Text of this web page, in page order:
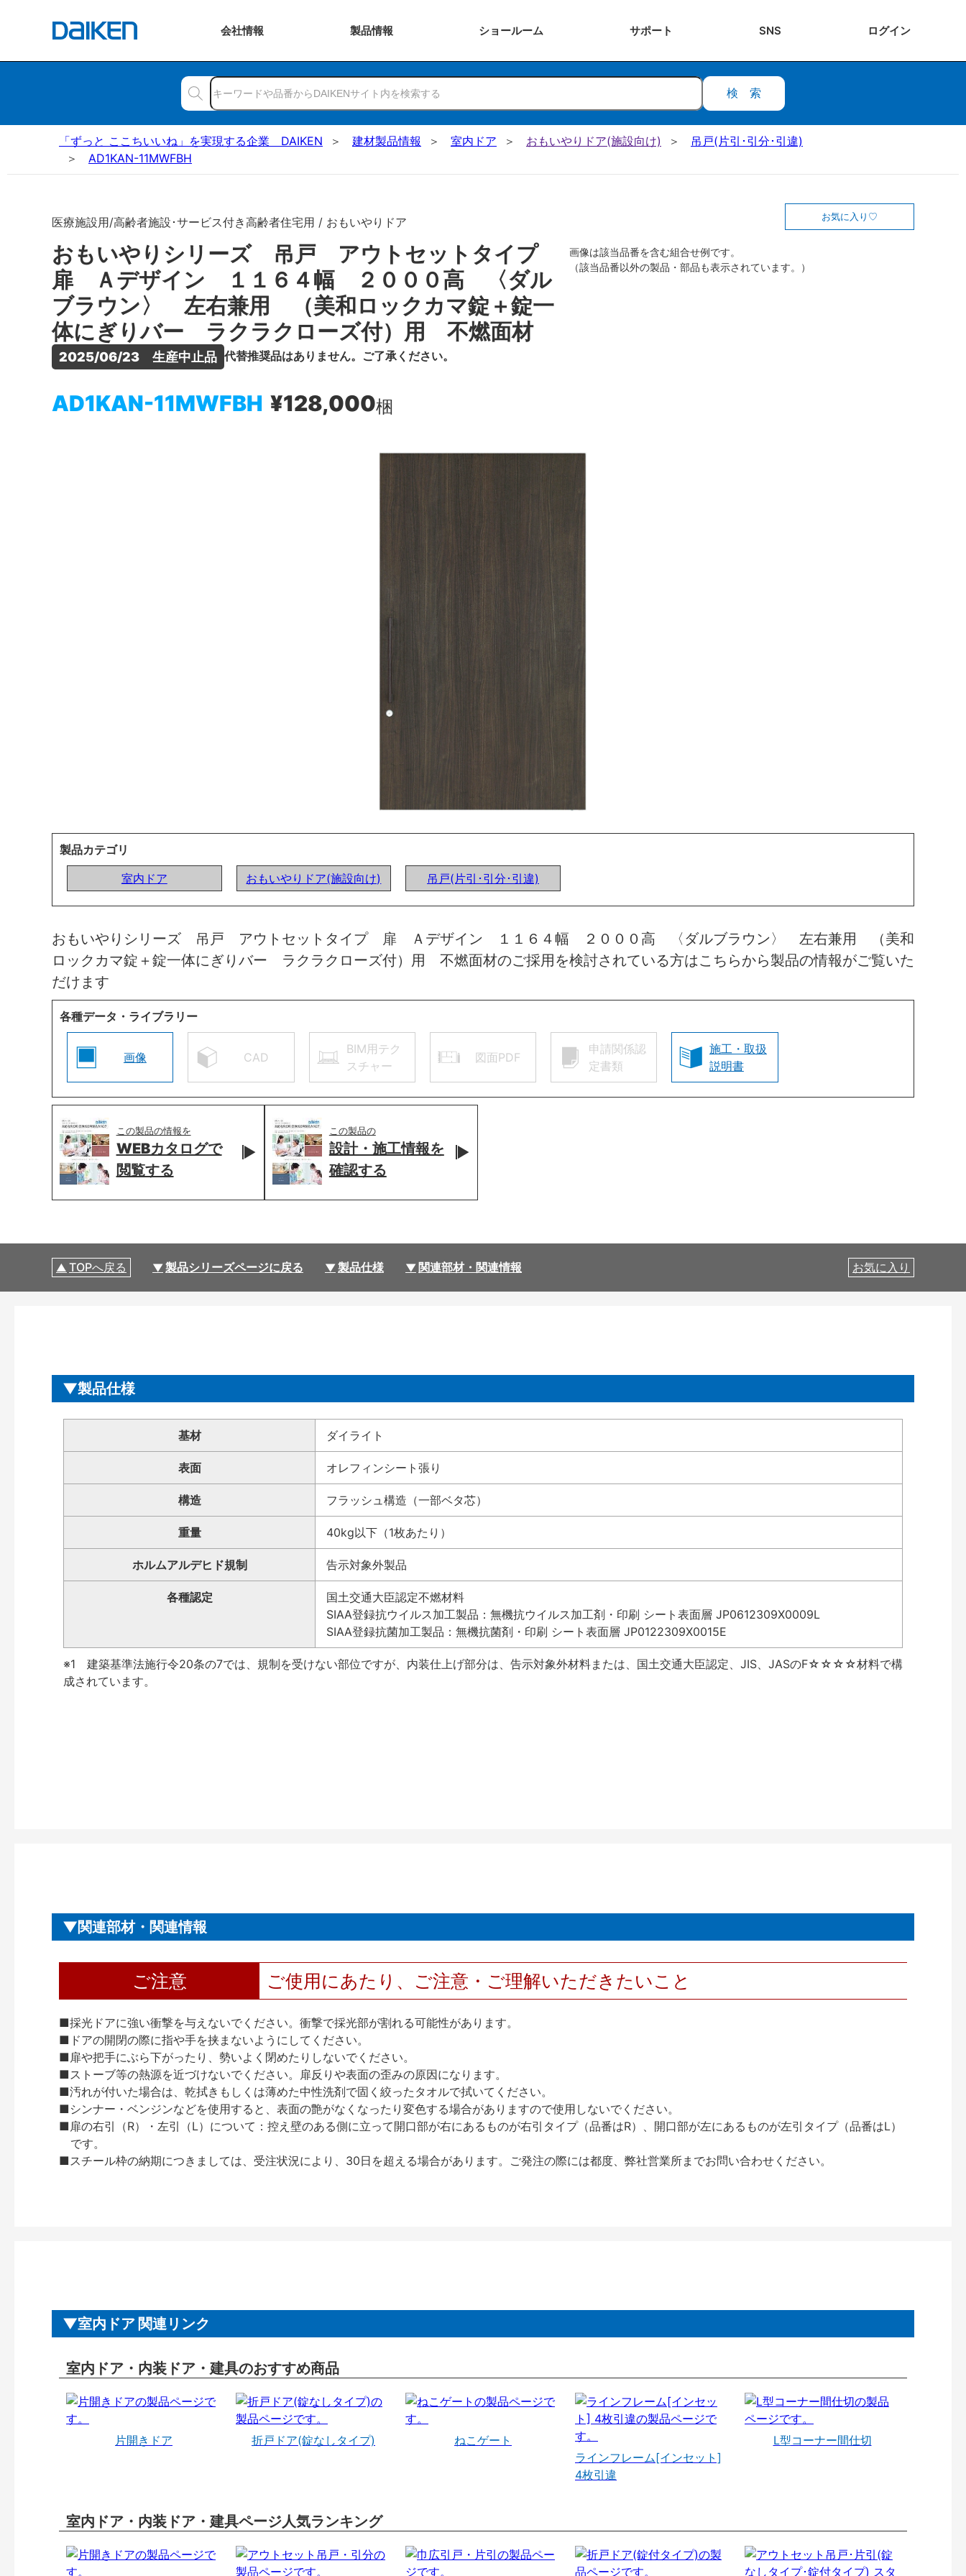
会社情報 製品情報 ショールーム サポート SNS ログイン
検索
「ずっと ここちいいね」を実現する企業 DAIKEN 建材製品情報 室内ドア おもいやりドア(施設向け)
吊戸(片引･引分･引違)
AD1KAN-11MWFBH
医療施設用/高齢者施設･サービス付き高齢者住宅用 / おもいやりドア
おもいやりシリーズ 吊戸 アウトセットタイプ
扉 Ａデザイン １１６４幅 ２０００高 〈ダル
ブラウン〉 左右兼用 （美和ロックカマ錠＋錠一
体にぎりバー ラクラクローズ付）用 不燃面材
2025/06/23　生産中止品 代替推奨品はありません。ご了承ください。
AD1KAN-11MWFBH ¥128,000梱
お気に入り
画像は該当品番を含む組合せ例です。
（該当品番以外の製品・部品も表示されています。）
製品カテゴリ
室内ドア
おもいやりドア(施設向け) 吊戸(片引･引分･引違)
おもいやりシリーズ 吊戸 アウトセットタイプ 扉 Ａデザイン １１６４幅 ２０００高 〈ダルブラウン〉 左右兼用 （美和
ロックカマ錠＋錠一体にぎりバー ラクラクローズ付）用 不燃面材のご採用を検討されている方はこちらから製品の情報がご覧いた
だけます
各種データ・ライブラリー
画像 CAD
BIM用テク
スチャー
図面PDF
申請関係認
定書類
施工・取扱
説明書
この製品の情報を
WEBカタログで
閲覧する
この製品の
設計・施工情報を
確認する
TOPへ戻る 製品シリーズページに戻る 製品仕様 関連部材・関連情報 お気に入り
製品仕様
基材 ダイライト
表面 オレフィンシート張り
構造 フラッシュ構造（一部ベタ芯）
重量 40kg以下（1枚あたり）
ホルムアルデヒド規制 告示対象外製品
各種認定
国土交通大臣認定不燃材料
SIAA登録抗ウイルス加工製品：無機抗ウイルス加工剤・印刷 シート表面層 JP0612309X0009L
SIAA登録抗菌加工製品：無機抗菌剤・印刷 シート表面層 JP0122309X0015E
※1 建築基準法施行令20条の7では、規制を受けない部位ですが、内装仕上げ部分は、告示対象外材料または、国土交通大臣認定、JIS、JASのF☆☆☆☆材料で構
成されています。
関連部材・関連情報
ご注意 ご使用にあたり、ご注意・ご理解いただきたいこと
■採光ドアに強い衝撃を与えないでください。衝撃で採光部が割れる可能性があります。
■ドアの開閉の際に指や手を挟まないようにしてください。
■扉や把手にぶら下がったり、勢いよく閉めたりしないでください。
■ストーブ等の熱源を近づけないでください。扉反りや表面の歪みの原因になります。
■汚れが付いた場合は、乾拭きもしくは薄めた中性洗剤で固く絞ったタオルで拭いてください。
■シンナー・ベンジンなどを使用すると、表面の艶がなくなったり変色する場合がありますので使用しないでください。
■扉の右引（R）・左引（L）について：控え壁のある側に立って開口部が右にあるものが右引タイプ（品番はR）、開口部が左にあるものが左引タイプ（品番はL）
です。
■スチール枠の納期につきましては、受注状況により、30日を超える場合があります。ご発注の際には都度、弊社営業所までお問い合わせください。
室内ドア 関連リンク
室内ドア・内装ドア・建具のおすすめ商品
片開きドア 折戸ドア(錠なしタイプ)
ねこゲート
ラインフレーム[インセット]
4枚引違
L型コーナー間仕切
室内ドア・内装ドア・建具ページ人気ランキング